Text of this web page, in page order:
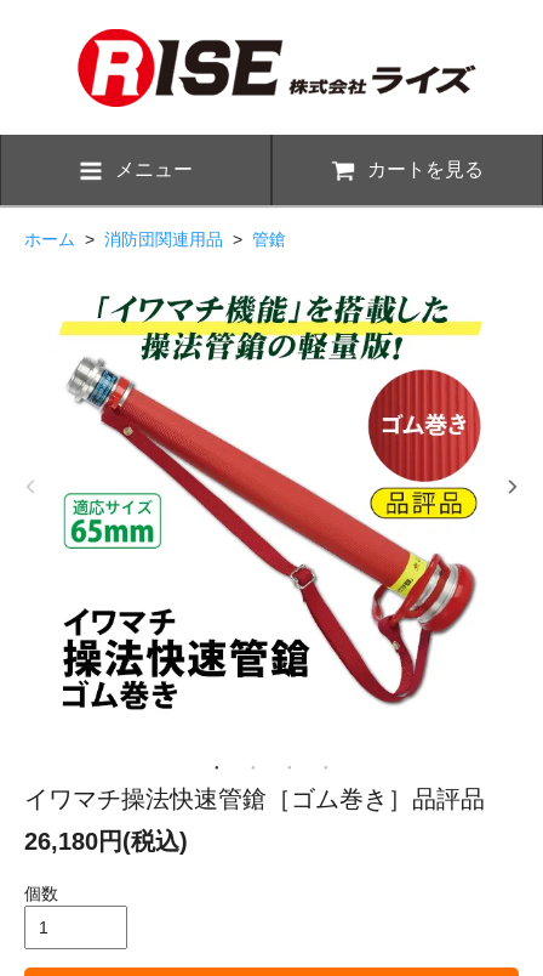
メニュー カートを見る
ホーム > 消防団関連用品 > 管鎗
イワマチ操法快速管鎗［ゴム巻き］品評品
26,180円(税込)
個数